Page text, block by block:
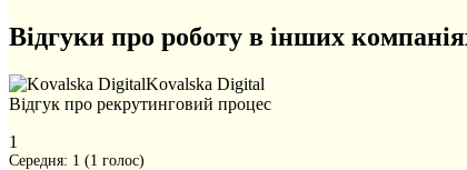
Відгуки про роботу в інших
Kovalska Digital
Відгук про рекрутинговий процес
1
Середня: 1 (1 голос)